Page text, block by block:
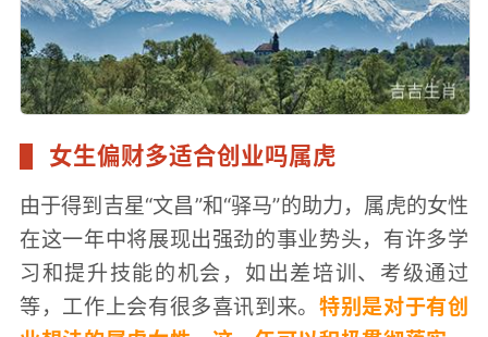
女生偏财多适合创业吗属虎
由于得到吉星“文昌”和“驿马”的助力，属虎的女性
在这一年中将展现出强劲的事业势头，有许多学
习和提升技能的机会，如出差培训、考级通过
等，工作上会有很多喜讯到来。特别是对于有创